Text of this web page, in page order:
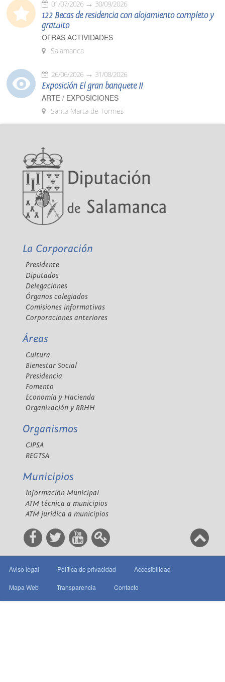
01/07/2026 30/09/2026
122 Becas de residencia con alojamiento completo y
gratuito
OTRAS ACTIVIDADES
Salamanca
26/06/2026 31/08/2026
Exposición El gran banquete II
ARTE / EXPOSICIONES
Santa Marta de Tormes
La Corporación
Presidente
Diputados
Delegaciones
Órganos colegiados
Comisiones informativas
Corporaciones anteriores
Áreas
Cultura
Bienestar Social
Presidencia
Fomento
Economía y Hacienda
Organización y RRHH
Organismos
CIPSA
REGTSA
Municipios
Información Municipal
ATM técnica a municipios
ATM jurídica a municipios
Aviso legal Política de privacidad Accesibilidad
Mapa Web Transparencia Contacto